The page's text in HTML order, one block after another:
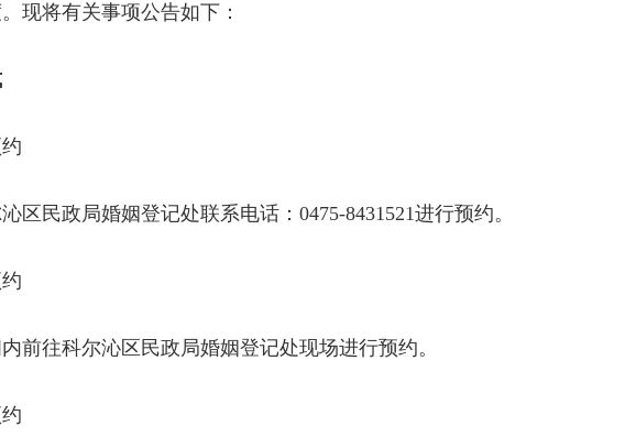
现将有关事项公告如下：
区民政局婚姻登记处联系电话：0475-8431521进行预约。
前往科尔沁区民政局婚姻登记处现场进行预约。